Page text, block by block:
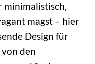
minimalistisch,
magst – hier
Design für
den